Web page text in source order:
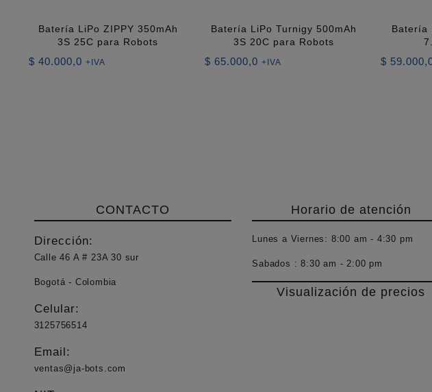
Batería LiPo ZIPPY 350mAh
3S 25C para Robots
$ 40.000,0 +IVA
Batería LiPo Turnigy 500mAh
3S 20C para Robots
$ 65.000,0 +IVA
Batería
$
CONTACTO
Dirección:
Calle 46 A # 23A 30 sur
Bogotá - Colombia
Celular:
3125756514
Email:
ventas@ja-bots.com
Horario de atención
Lunes a Viernes: 8:00 am - 4:30 pm
Sabados :8:30 am - 2:00 pm
Visualización de precios